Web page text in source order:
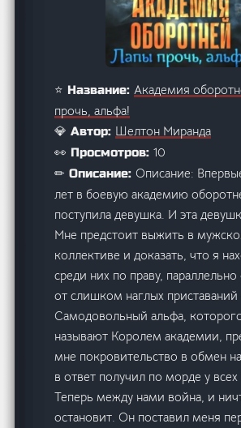
⭐ Название: Академия
прочь, альфа!
💎 Автор: Шелтон Миранда
👀 Просмотров:10
✏ Описание:Описание:
лет в боевую академию
поступила девушка. И эта
Мне предстоит выжить в
коллективе и доказать, что я
среди них по праву, параллельно
от слишком наглых приставаний
Самодовольный альфа,
называют Королем академии,
мне покровительство в обмен
в ответ получил по морде у всех
Теперь между нами война, и
остановит. Он поставил меня